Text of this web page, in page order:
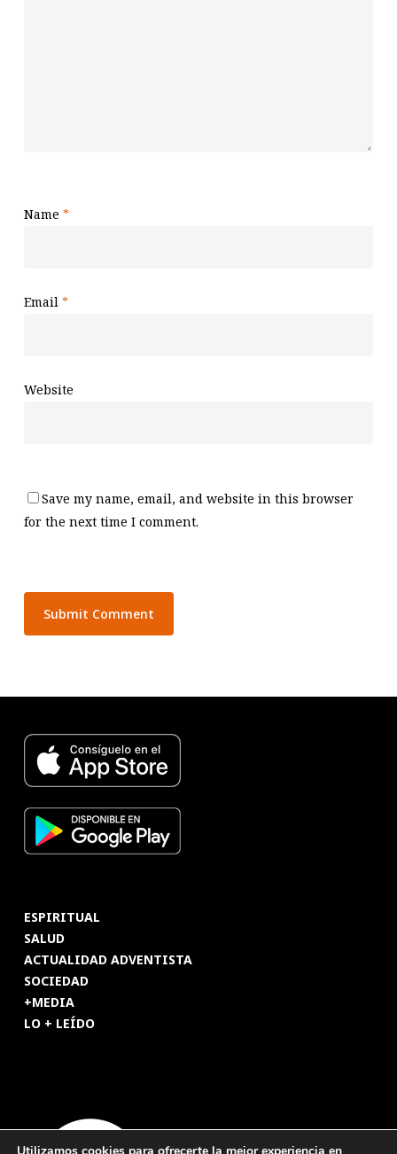
Name *
Email *
Website
Save my name, email, and website in this browser
for the next time I comment.
ESPIRITUAL
SALUD
ACTUALIDAD ADVENTISTA
SOCIEDAD
+MEDIA
LO + LEÍDO